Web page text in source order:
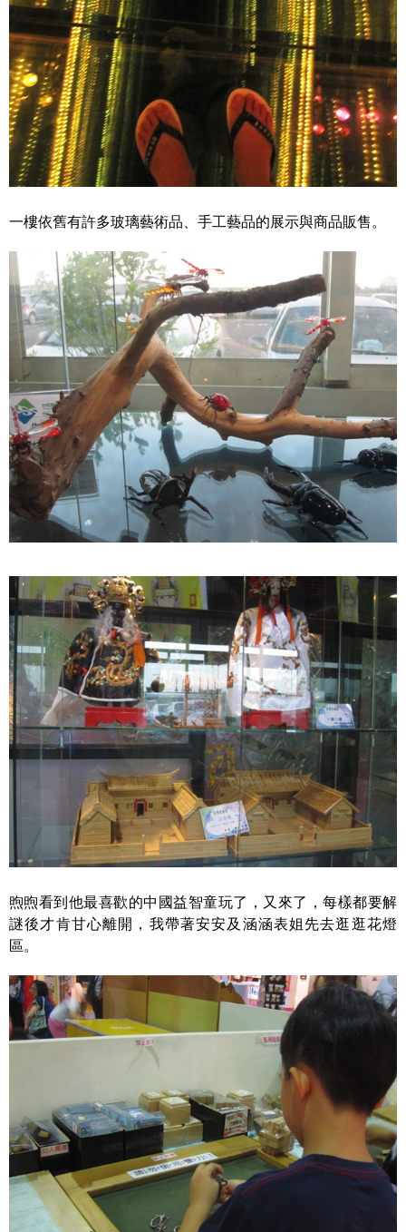
一樓依舊有許多玻璃藝術品、手工藝品的展示與商品販售。
煦煦看到他最喜歡的中國益智童玩了，又來了，每樣都要解
謎後才肯甘心離開，我帶著安安及涵涵表姐先去逛逛花燈
區。